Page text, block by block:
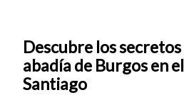
Descubre los
abadía de Burgos en
Santiago